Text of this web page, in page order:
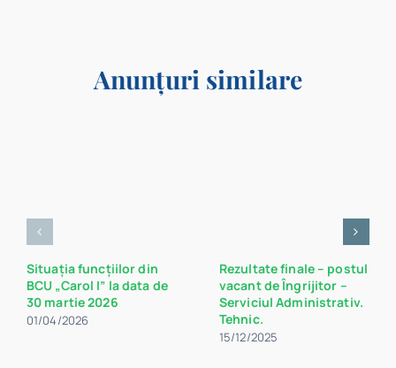
Anunțuri similare
Situația funcțiilor din
BCU „Carol I” la data de
30 martie 2026
01/04/2026
Rezultate finale – postul
vacant de Îngrijitor –
Serviciul Administrativ.
Tehnic.
15/12/2025